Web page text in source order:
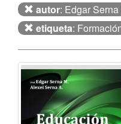
autor: Edgar
etiqueta: